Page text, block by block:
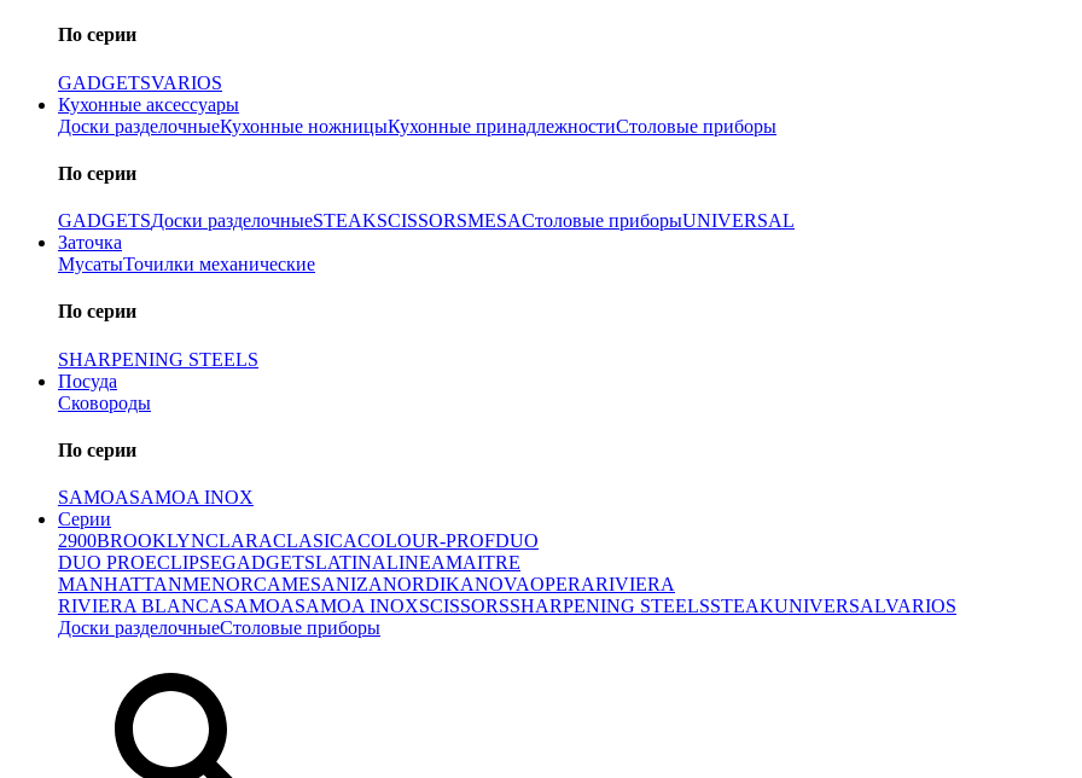
По серии
GADGETSVARIOS
Кухонные аксессуары
Доски разделочныеКухонные ножницыКухонные принадлежностиСтоловые приборы
По серии
GADGETSДоски разделочныеSTEAKSCISSORSMESAСтоловые приборыUNIVERSAL
Заточка
МусатыТочилки механические
По серии
SHARPENING STEELS
Посуда
Сковороды
По серии
SAMOASAMOA INOX
Серии
2900BROOKLYNCLARACLASICACOLOUR-PROFDUO
DUO PROECLIPSEGADGETSLATINALINEAMAITRE
MANHATTANMENORCAMESANIZANORDIKANOVAOPERARIVIERA
RIVIERA BLANCASAMOASAMOA INOXSCISSORSSHARPENING STEELSSTEAKUNIVERSALVARIOS
Доски разделочныеСтоловые приборы